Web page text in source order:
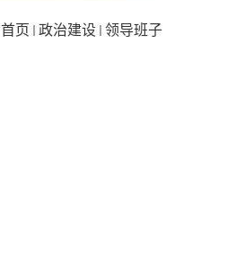
首页 政治建设 领导班子